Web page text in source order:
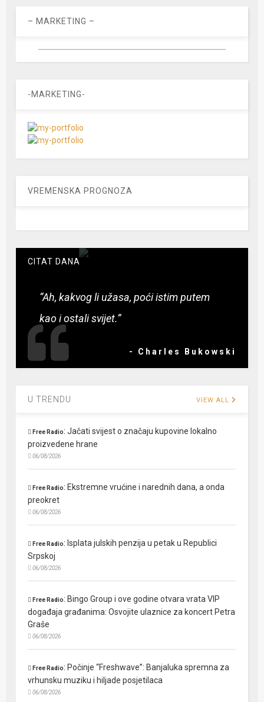
– MARKETING –
-MARKETING-
VREMENSKA PROGNOZA
CITAT DANA
“Ah, kakvog li užasa, poći istim putem
kao i ostali svijet.”
- Charles Bukowski
U TRENDU VIEW ALL
Free Radio:Jačati svijest o značaju kupovine lokalno
proizvedene hrane
06/08/2026
Free Radio: Ekstremne vrućine i narednih dana, a onda
preokret
06/08/2026
Free Radio: Isplata julskih penzija u petak u Republici
Srpskoj
06/08/2026
Free Radio: Bingo Group i ove godine otvara vrata VIP
događaja građanima: Osvojite ulaznice za koncert Petra
Graše
06/08/2026
Free Radio: Počinje “Freshwave”: Banjaluka spremna za
vrhunsku muziku i hiljade posjetilaca
06/08/2026